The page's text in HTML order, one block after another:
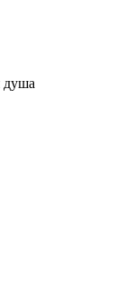
душа